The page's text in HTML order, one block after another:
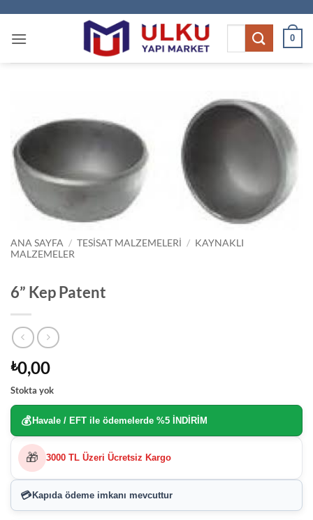
0
ANA SAYFA / TESISAT MALZEMELERI / KAYNAKLI
MALZEMELER
6” Kep Patent
₺0,00
Stokta yok
💰Havale / EFT ile ödemelerde %5 İNDİRİM
🎁 3000 TL Üzeri Ücretsiz Kargo
💳Kapıda ödeme imkanı mevcuttur